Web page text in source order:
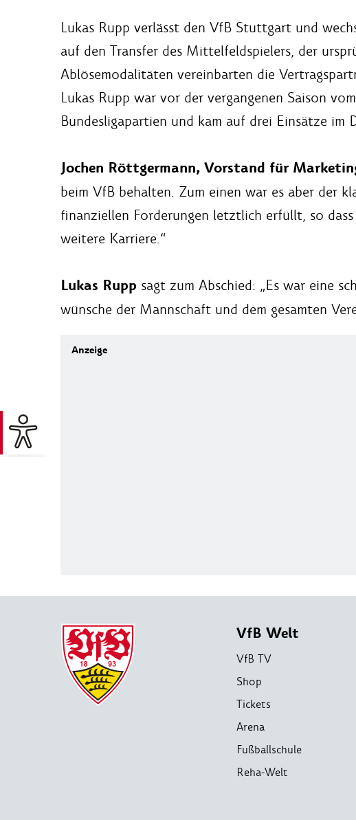
Lukas Rupp verlässt den VfB Stuttgart und
auf den Transfer des Mittelfeldspielers, der
Ablösemodalitäten vereinbarten die
Lukas Rupp war vor der vergangenen Saison
Bundesligapartien und kam auf drei Einsätze im
Jochen Röttgermann, Vorstand für
beim VfB behalten. Zum einen war es aber der
finanziellen Forderungen letztlich erfüllt, so
weitere Karriere.“
Lukas Rupp sagt zum Abschied: „Es war eine
wünsche der Mannschaft und dem gesamten
VfB Welt
VfB TV
Shop
Tickets
Arena
Fußballschule
Reha-Welt